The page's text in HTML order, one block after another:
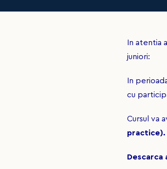
In atentia
juniori:
In
cu
Cursul va
practice).
Descarca